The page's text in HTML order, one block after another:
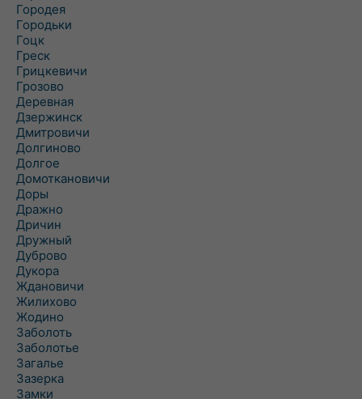
Городея
Городьки
Гоцк
Греск
Грицкевичи
Грозово
Деревная
Дзержинск
Дмитровичи
Долгиново
Долгое
Домоткановичи
Доры
Дражно
Дричин
Дружный
Дуброво
Дукора
Ждановичи
Жилихово
Жодино
Заболоть
Заболотье
Загалье
Зазерка
Замки